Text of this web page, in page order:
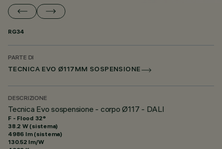
RG34
PARTE DI
TECNICA EVO Ø117MM SOSPENSIONE
DESCRIZIONE
Tecnica Evo sospensione - corpo Ø117 - DALI
F - Flood 32°
38.2 W (sistema)
4986 lm (sistema)
130.52 lm/W